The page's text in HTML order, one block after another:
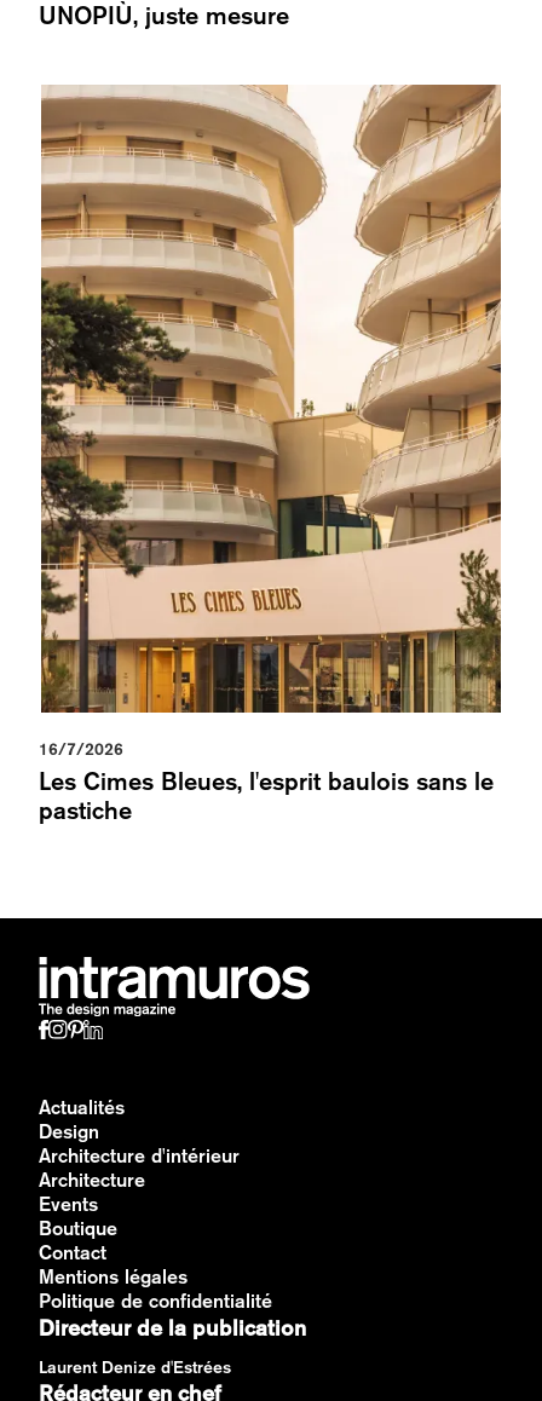
UNOPIÙ, juste mesure
16/7/2026
Les Cimes Bleues, l'esprit baulois sans le
pastiche
Actualités
Design
Architecture d'intérieur
Architecture
Events
Boutique
Contact
Mentions légales
Politique de confidentialité
Directeur de la publication
Laurent Denize d'Estrées
Rédacteur en chef